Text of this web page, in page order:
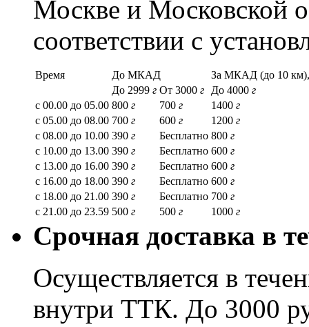
Москве и Московской
соответствии с
Время До МКАД
За МКАД (до 10
До 2999 г От 3000 г До 4000 г
с 00.00 до 05.00 800 г 700 г 1400 г
с 05.00 до 08.00 700 г 600 г 1200 г
с 08.00 до 10.00 390 г Бесплатно 800 г
с 10.00 до 13.00 390 г Бесплатно 600 г
с 13.00 до 16.00 390 г Бесплатно 600 г
с 16.00 до 18.00 390 г Бесплатно 600 г
с 18.00 до 21.00 390 г Бесплатно 700 г
с 21.00 до 23.59 500 г 500 г 1000 г
Срочная доставка в
Осуществляется в
внутри ТТК. До 3000